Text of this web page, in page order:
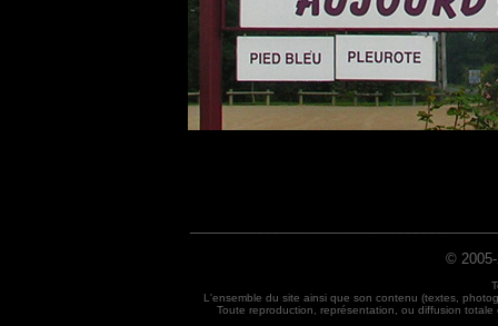
©
L'ensemble du site ainsi que son contenu (textes,
Toute reproduction, représentation, ou diffusion